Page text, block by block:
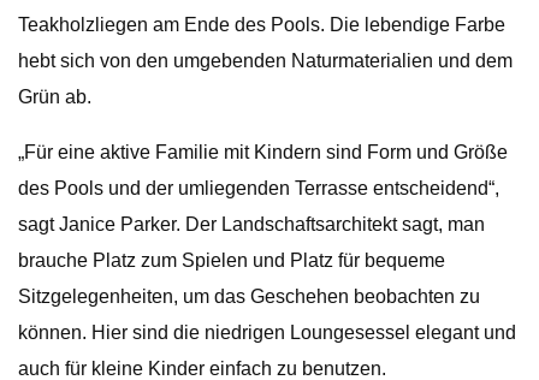
Teakholzliegen am Ende des Pools. Die lebendige Farbe
hebt sich von den umgebenden Naturmaterialien und dem
Grün ab.
„Für eine aktive Familie mit Kindern sind Form und Größe
des Pools und der umliegenden Terrasse entscheidend“,
sagt Janice Parker. Der Landschaftsarchitekt sagt, man
brauche Platz zum Spielen und Platz für bequeme
Sitzgelegenheiten, um das Geschehen beobachten zu
können. Hier sind die niedrigen Loungesessel elegant und
auch für kleine Kinder einfach zu benutzen.